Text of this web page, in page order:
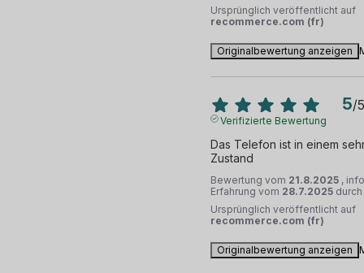
Ursprünglich veröffentlicht auf
recommerce.com (fr)
Originalbewertung anzeigen
5/5
Verifizierte Bewertung
Das Telefon ist in einem
Zustand
Bewertung vom 21.8.2025 ,
Erfahrung vom 28.7.2025 durch
Ursprünglich veröffentlicht auf
recommerce.com (fr)
Originalbewertung anzeigen